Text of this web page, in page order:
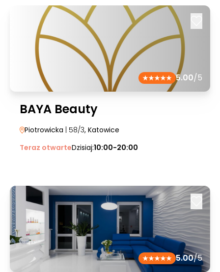
5.00/5
BAYA Beauty
Piotrowicka | 58/3, Katowice
Teraz otwarteDzisiaj:10:00-20:00
5.00/5